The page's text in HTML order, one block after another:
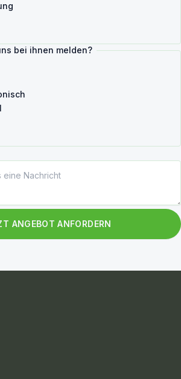
bei ihnen melden?
ANGEBOT ANFORDERN